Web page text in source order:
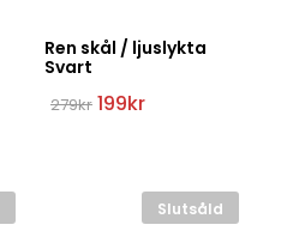
Ren skål / ljuslykta
Svart
279kr Det
199krDet
Slutsåld